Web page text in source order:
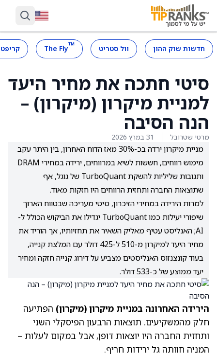
חדשות שוק ההון וול סטריט ™
The Fly
סיטי חתכה את מחיר היעד
למניית מיקרון (מיקרון) –
הנה הסיבה
מרטי שטרובל 31 במרץ 2026
מניית מיקרון ירדה בכ-30% מאז הדוח האחרון, בין היתר עקב
מימוש רווחים, חששות לשיא במרווחים, ירידה במחירי DRAM
ותגובות שליליות להשקת TurboQuant של גוגל, אף
שתוצאות החברה ותחזית הרווחים היו חזקות מאוד.
למרות הירידה במחירי הזיכרון, סיטי מעריכה שבטווח הארוך
שיפורי יעילות כמו TurboQuant יגדילו את הביקוש הכולל ל-
AI; האנליסט עטיף מאליק השאיר את תחזיותיו, אך הוריד את
מחיר היעד למיקרון מ-510 ל-425 דולר עם המלצת קנייה,
בעוד קונצנזוס האנליסטים מצביע על דירוג קנייה חזקה ומחיר
יעד ממוצע של כ-533 דולר.
הירידה האחרונה במניית מיקרון (מיקרון) הפתיעה
חלק מהמשקיעים. תוצאות הרבעון הפיסקלי השני
ותחזית החברה היו יוצאות דופן, אבל במקום לעלות –
המניה חוותה גל ירידות חריף.